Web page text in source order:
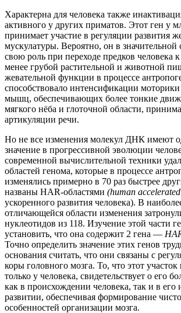
Характерна для человека также
активного у других приматов. Этот ген у
принимает участие в регуляции развития
мускулатуры. Вероятно, он в значительной
свою роль при переходе предков человека
менее грубой растительной и животной
жевательной функции в процессе
способствовало интенсификации
мышц, обеспечивающих более тонкие
мягкого нёба и глоточной области,
артикуляции речи.
Но не все изменения молекул ДНК имеют
значение в прогрессивной эволюции
современной вычислительной техники
областей генома, которые в процессе
изменялись примерно в 70 раз быстрее
названы HAR-областями (human
ускоренного развития человека). В
отличающейся области изменения
нуклеотидов из 118. Изучение этой части
установить, что она содержит 2 гена —
Точно определить значение этих генов
основания считать, что они связаны с
коры головного мозга. То, что этот участок
только у человека, свидетельствует о его
как в происхождении человека, так и в
развитии, обеспечивая формирование
особенностей организации мозга.